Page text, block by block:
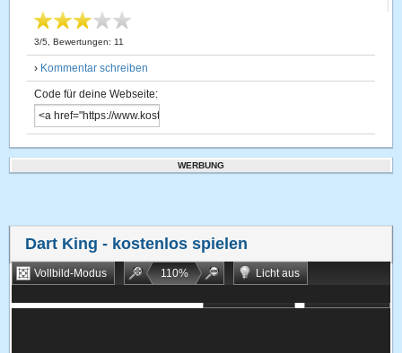
3/5 , Bewertungen: 11
› Kommentar schreiben
Code für deine Webseite:
WERBUNG
Dart King - kostenlos spielen
Vollbild-Modus 110%
Licht aus